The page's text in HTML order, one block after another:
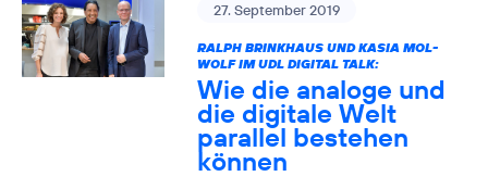
27. September 2019
RALPH BRINKHAUS UND KASIA MOL-
WOLF IM UDL DIGITAL TALK:
Wie die analoge und
die digitale Welt
parallel bestehen
können